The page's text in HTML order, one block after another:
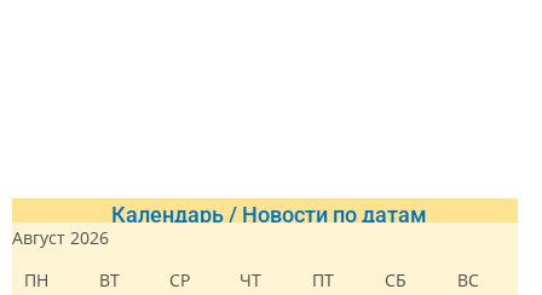
Календарь / Новости по датам
Август 2026
ПН
ВТ СР ЧТ ПТ СБ ВС